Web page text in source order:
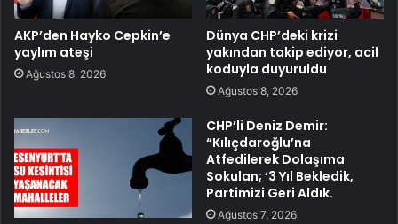
AKP’den Hayko Cepkin’e
yaylım ateşi
Ağustos 8, 2026
Dünya CHP’deki krizi
yakından takip ediyor, acil
koduyla duyuruldu
Ağustos 8, 2026
CHP’li Deniz Demir:
“Kılıçdaroğlu’na
Atfedilerek Dolaşıma
Sokulan; ‘3 Yıl Bekledik,
Partimizi Geri Aldık.
Ağustos 7, 2026